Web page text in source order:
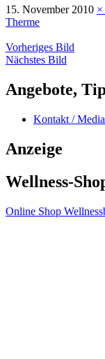
15. November 2010 ×
Therme
Vorheriges Bild
Nächstes Bild
Angebote,
Kontakt /
Anzeige
Wellness-
Online Shop